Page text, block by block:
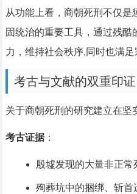
从功能上看，商朝死刑不仅
固统治的重要工具，通过残
力，维持社会秩序,同时也满足
考古与文献的双重印证
关于商朝死刑的研究建立在坚
考古证据：
殷墟发现的大量非正常
殉葬坑中的捆绑、斩首